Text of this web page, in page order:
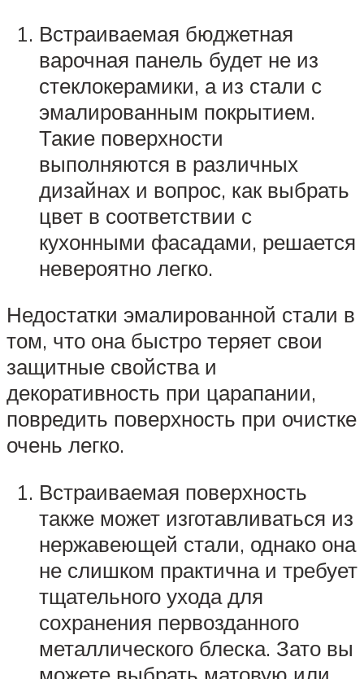
Встраиваемая бюджетная
варочная панель будет не из
стеклокерамики, а из стали с
эмалированным покрытием.
Такие поверхности
выполняются в различных
дизайнах и вопрос, как выбрать
цвет в соответствии с
кухонными фасадами, решается
невероятно легко.
Недостатки эмалированной стали в
том, что она быстро теряет свои
защитные свойства и
декоративность при царапании,
повредить поверхность при очистке
очень легко.
Встраиваемая поверхность
также может изготавливаться из
нержавеющей стали, однако она
не слишком практична и требует
тщательного ухода для
сохранения первозданного
металлического блеска. Зато вы